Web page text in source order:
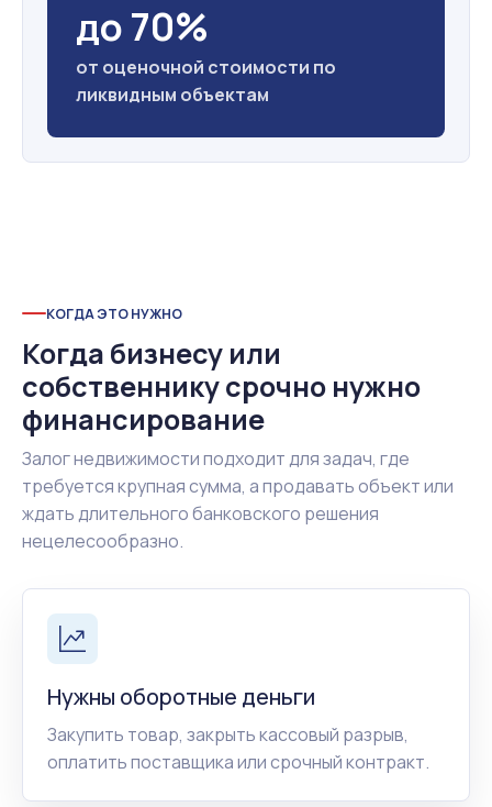
до 70%
от оценочной стоимости по
ликвидным объектам
КОГДА ЭТО НУЖНО
Когда бизнесу или
собственнику срочно нужно
финансирование
Залог недвижимости подходит для задач, где
требуется крупная сумма, а продавать объект или
ждать длительного банковского решения
нецелесообразно.
Нужны оборотные деньги
Закупить товар, закрыть кассовый разрыв,
оплатить поставщика или срочный контракт.